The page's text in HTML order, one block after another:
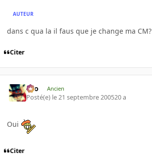
AUTEUR
dans c qua la il faus que je change ma CM?
Citer
eYo Ancien
Posté(e) le 21 septembre 200520 a
Oui
Citer